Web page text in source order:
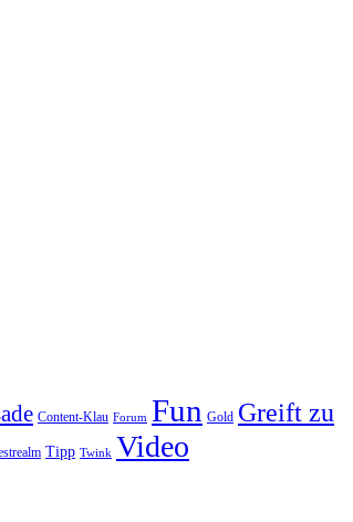
Content-Klau Forum Fun Gold Greift zu
Tipp Twink Video